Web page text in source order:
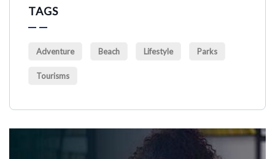
TAGS
Adventure Beach Lifestyle Parks
Tourisms